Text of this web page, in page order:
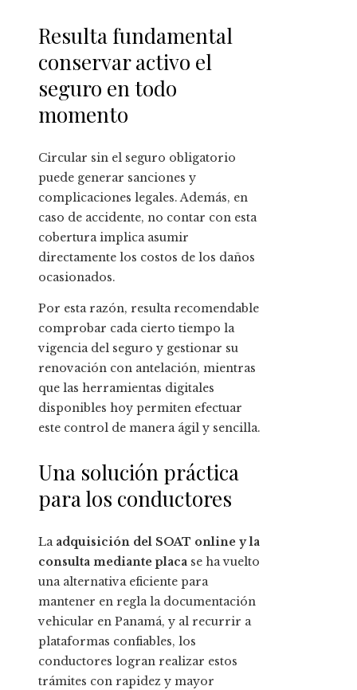
Resulta fundamental
conservar activo el
seguro en todo
momento
Circular sin el seguro obligatorio
puede generar sanciones y
complicaciones legales. Además, en
caso de accidente, no contar con esta
cobertura implica asumir
directamente los costos de los daños
ocasionados.
Por esta razón, resulta recomendable
comprobar cada cierto tiempo la
vigencia del seguro y gestionar su
renovación con antelación, mientras
que las herramientas digitales
disponibles hoy permiten efectuar
este control de manera ágil y sencilla.
Una solución práctica
para los conductores
La adquisición del SOAT online y la
consulta mediante placa se ha vuelto
una alternativa eficiente para
mantener en regla la documentación
vehicular en Panamá, y al recurrir a
plataformas confiables, los
conductores logran realizar estos
trámites con rapidez y mayor